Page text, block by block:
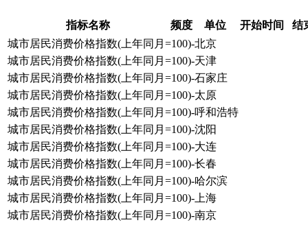
指标名称 频度 单位 开始时间
结
城市居民消费价格指数(上年同月=100)-北京
城市居民消费价格指数(上年同月=100)-天津
城市居民消费价格指数(上年同月=100)-石家庄
城市居民消费价格指数(上年同月=100)-太原
城市居民消费价格指数(上年同月=100)-呼和浩特
城市居民消费价格指数(上年同月=100)-沈阳
城市居民消费价格指数(上年同月=100)-大连
城市居民消费价格指数(上年同月=100)-长春
城市居民消费价格指数(上年同月=100)-哈尔滨
城市居民消费价格指数(上年同月=100)-上海
城市居民消费价格指数(上年同月=100)-南京